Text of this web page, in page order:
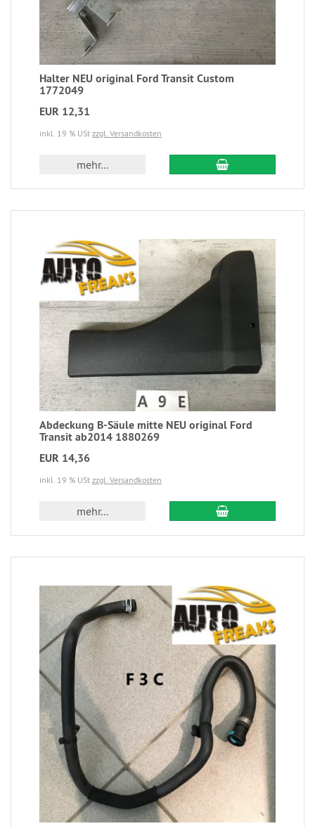
Halter NEU original Ford Transit Custom
1772049
EUR 12,31
inkl. 19 % USt zzgl. Versandkosten
mehr...
Abdeckung B-Säule mitte NEU original Ford
Transit ab2014 1880269
EUR 14,36
inkl. 19 % USt zzgl. Versandkosten
mehr...